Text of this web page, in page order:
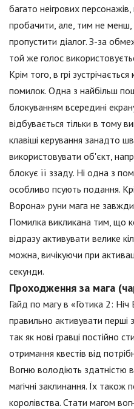
багато неігрових
пробачити, але, тим не
пропустити діалог. З-за
той же голос
Крім того, в грі
помилок. Одна з найбільш
блокуванням всередині
відбувається тільки в тому
клавіші керування занадто
використовувати об'єкт,
блокує її ззаду. Ні одна з
особливо псують подання.
Ворона» руни мага не
Помилка викликана тим, що
відразу активувати велике
можна, вичікуючи при
секунди.
Проходження за мага
Гайд по магу в «Готика 2:
правильно активувати перші
так як нові гравці постійно
отримання квестів від
Вогню володіють здатністю
магічні заклинання. Їх також
королівства. Стати магом